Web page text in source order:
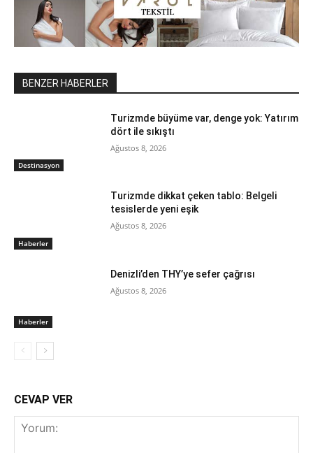
BENZER HABERLER
Destinasyon
Turizmde büyüme var, denge yok: Yatırım
dört ile sıkıştı
Ağustos 8, 2026
Haberler
Turizmde dikkat çeken tablo: Belgeli
tesislerde yeni eşik
Ağustos 8, 2026
Haberler
Denizli’den THY’ye sefer çağrısı
Ağustos 8, 2026
CEVAP VER